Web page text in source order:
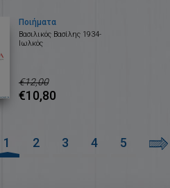
Ποιήματα
Βασιλικός Βασίλης 1934-
Ιωλκός
€12,00
€10,80
1 2 3 4 5